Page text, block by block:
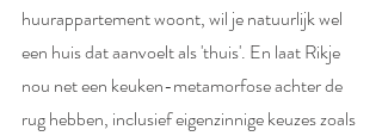
huurappartement woont, wil je natuurlijk wel
een huis dat aanvoelt als 'thuis'. En laat Rikje
nou net een keuken-metamorfose achter de
rug hebben, inclusief eigenzinnige keuzes zoals